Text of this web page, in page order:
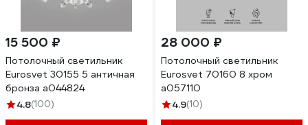
15 500 ₽
Потолочный светильник
Eurosvet 30155 5 античная
бронза a044824
4.8(100)
28 000 ₽
Потолочный светильник
Eurosvet 70160 8 хром
a057110
4.9(10)